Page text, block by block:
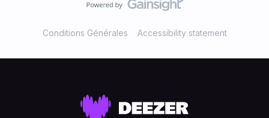
Conditions Générales Accessibility statement